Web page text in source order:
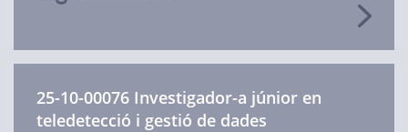
25-10-00076 Investigador-a júnior en
teledetecció i gestió de dades